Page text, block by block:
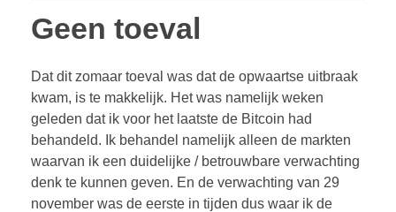
Geen toeval
Dat dit zomaar toeval was dat de opwaartse uitbraak
kwam, is te makkelijk. Het was namelijk weken
geleden dat ik voor het laatste de Bitcoin had
behandeld. Ik behandel namelijk alleen de markten
waarvan ik een duidelijke / betrouwbare verwachting
denk te kunnen geven. En de verwachting van 29
november was de eerste in tijden dus waar ik de